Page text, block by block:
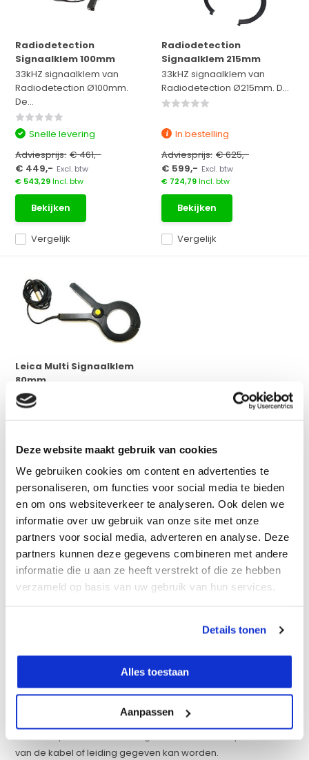
Deze website maakt gebruik van cookies
We gebruiken cookies om content en advertenties te
personaliseren, om functies voor social media te bieden
en om ons websiteverkeer te analyseren. Ook delen we
informatie over uw gebruik van onze site met onze
partners voor social media, adverteren en analyse. Deze
partners kunnen deze gegevens combineren met andere
informatie die u aan ze heeft verstrekt of die ze hebben
verzameld op basis van uw gebruik van hun services.
Details tonen
Alles toestaan
Aanpassen
Radiodetection
Signaalklem 100mm
33kHZ signaalklem van
Radiodetection Ø100mm.
De...
Vergelijk
Snelle levering
Adviesprijs: € 461,-
€ 449,- Excl. btw
€ 543,29Incl. btw
Bekijken
Radiodetection
Signaalklem 215mm
33kHZ signaalklem van
Radiodetection Ø215mm. D...
Vergelijk
In bestelling
Adviesprijs: € 625,-
€ 599,- Excl. btw
€ 724,79Incl. btw
Bekijken
Leica Multi Signaalklem
80mm
33kHZ, 8kHz, 640Hz, 512Hz
signaalklem van Leica ...
€ 749,- Excl. btw
€ 906,29Incl. btw
Bekijken
signaalgenerator gemakkelijk overgezet worden op
leidingen of kabels. Door de signaalklem over de kabel of
leiding te zetten en deze te voorzien van signaal door middel
van de signaalgenerator kan deze specifieke kabel of leiding
generator kan met deze signaalklem gemakkelijk over gezet
van de kabel of leiding gegeven kan worden.